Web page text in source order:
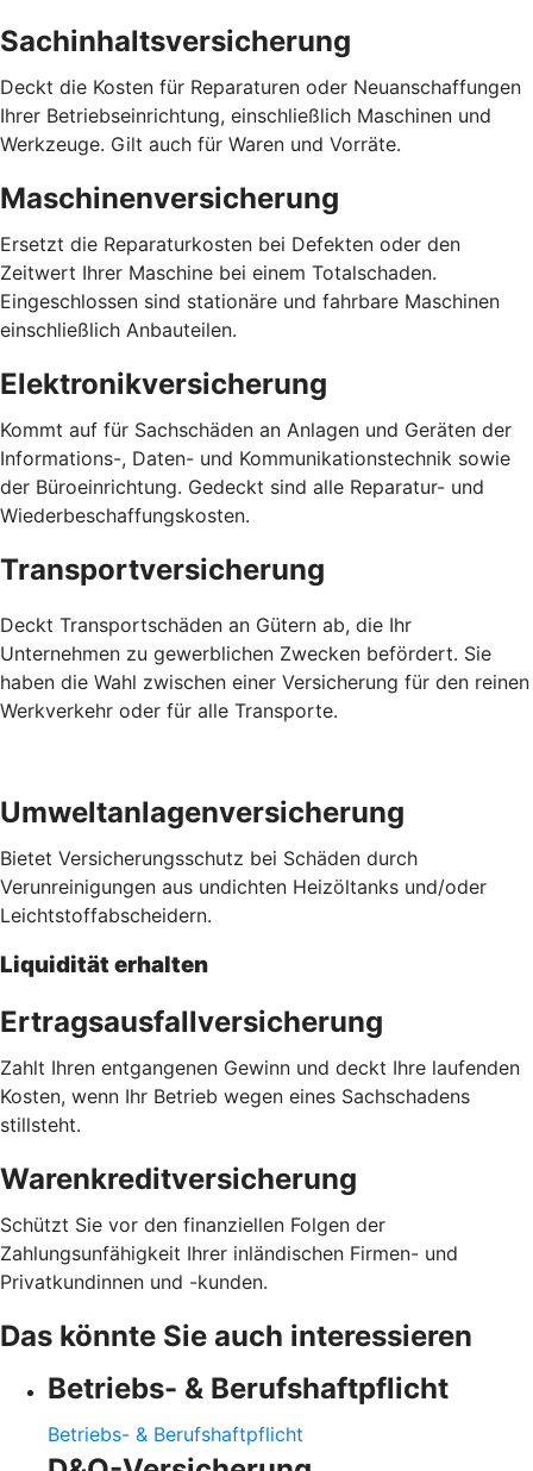
Sachinhaltsversicherung
Deckt die Kosten für Reparaturen oder Neuanschaffungen
Ihrer Betriebseinrichtung, einschließlich Maschinen und
Werkzeuge. Gilt auch für Waren und Vorräte.
Maschinenversicherung
Ersetzt die Reparaturkosten bei Defekten oder den
Zeitwert Ihrer Maschine bei einem Totalschaden.
Eingeschlossen sind stationäre und fahrbare Maschinen
einschließlich Anbauteilen.
Elektronikversicherung
Kommt auf für Sachschäden an Anlagen und Geräten der
Informations-, Daten- und Kommunikationstechnik sowie
der Büroeinrichtung. Gedeckt sind alle Reparatur- und
Wiederbeschaffungskosten.
Transportversicherung
Deckt Transportschäden an Gütern ab, die Ihr
Unternehmen zu gewerblichen Zwecken befördert. Sie
haben die Wahl zwischen einer Versicherung für den reinen
Werkverkehr oder für alle Transporte.
Umweltanlagenversicherung
Bietet Versicherungsschutz bei Schäden durch
Verunreinigungen aus undichten Heizöltanks und/oder
Leichtstoffabscheidern.
Liquidität erhalten
Ertragsausfallversicherung
Zahlt Ihren entgangenen Gewinn und deckt Ihre laufenden
Kosten, wenn Ihr Betrieb wegen eines Sachschadens
stillsteht.
Warenkreditversicherung
Schützt Sie vor den finanziellen Folgen der
Zahlungsunfähigkeit Ihrer inländischen Firmen- und
Privatkundinnen und -kunden.
Das könnte Sie auch interessieren
Betriebs- & Berufshaftpflicht
Betriebs- & Berufshaftpflicht